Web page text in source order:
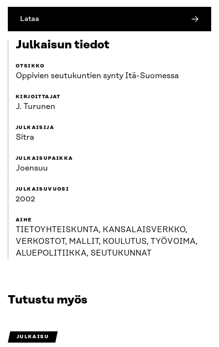
Lataa
Julkaisun tiedot
OTSIKKO
Oppivien seutukuntien synty Itä-Suomessa
KIRJOITTAJAT
J. Turunen
JULKAISIJA
Sitra
JULKAISUPAIKKA
Joensuu
JULKAISUVUOSI
2002
AIHE
TIETOYHTEISKUNTA, KANSALAISVERKKO,
VERKOSTOT, MALLIT, KOULUTUS, TYÖVOIMA,
ALUEPOLITIIKKA, SEUTUKUNNAT
Tutustu myös
JULKAISU